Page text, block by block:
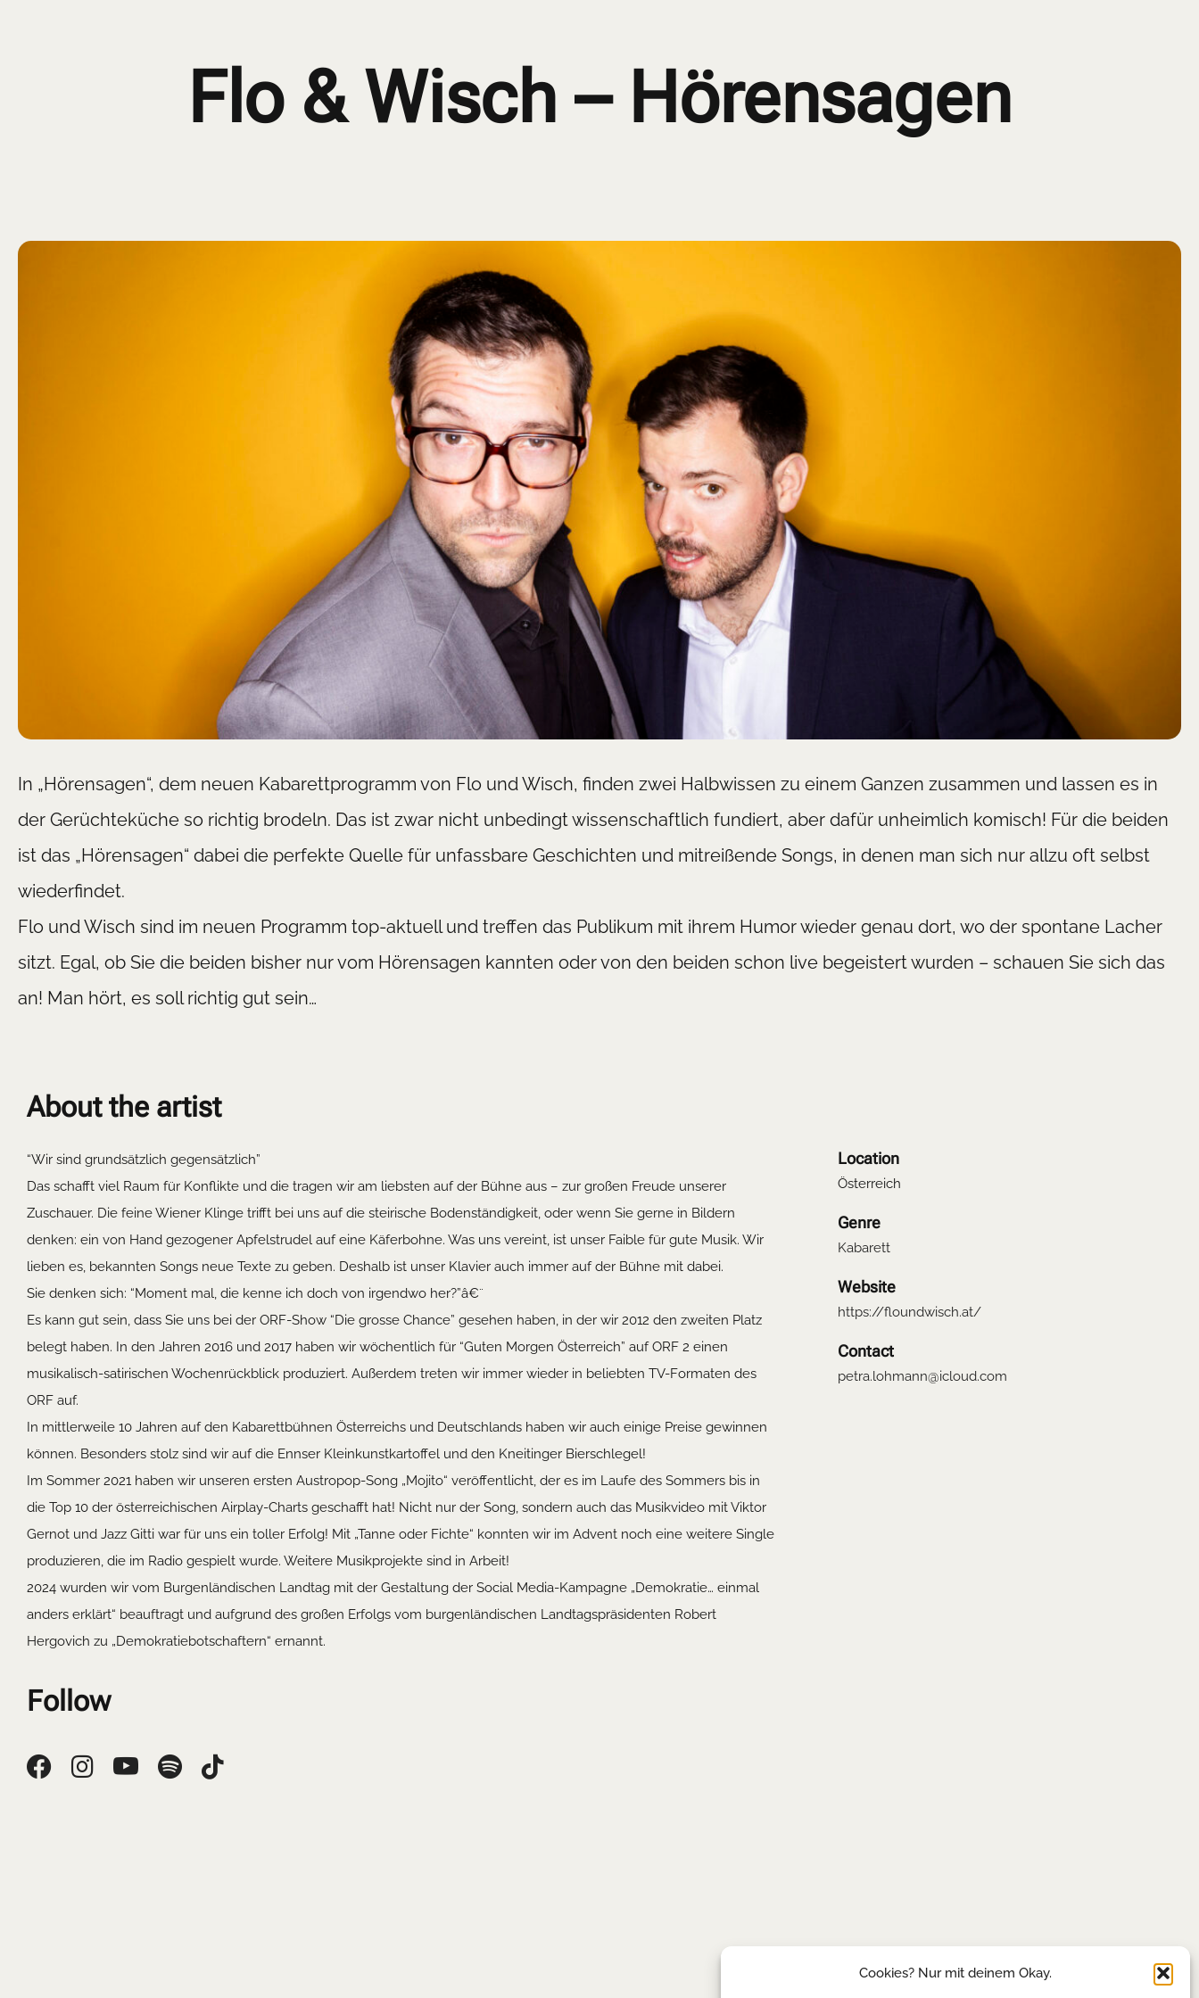
Cookies? Nur mit deinem Okay.
Flo & Wisch – Hörensagen
In „Hörensagen“, dem neuen Kabarettprogramm von Flo und Wisch, finden zwei Halbwissen zu einem Ganzen zusammen und lassen es in
der Gerüchteküche so richtig brodeln. Das ist zwar nicht unbedingt wissenschaftlich fundiert, aber dafür unheimlich komisch! Für die beiden
ist das „Hörensagen“ dabei die perfekte Quelle für unfassbare Geschichten und mitreißende Songs, in denen man sich nur allzu oft selbst
wiederfindet.
Flo und Wisch sind im neuen Programm top-aktuell und treffen das Publikum mit ihrem Humor wieder genau dort, wo der spontane Lacher
sitzt. Egal, ob Sie die beiden bisher nur vom Hörensagen kannten oder von den beiden schon live begeistert wurden – schauen Sie sich das
an! Man hört, es soll richtig gut sein…
About the artist
“Wir sind grundsätzlich gegensätzlich”
Das schafft viel Raum für Konflikte und die tragen wir am liebsten auf der Bühne aus – zur großen Freude unserer
Zuschauer. Die feine Wiener Klinge trifft bei uns auf die steirische Bodenständigkeit, oder wenn Sie gerne in Bildern
denken: ein von Hand gezogener Apfelstrudel auf eine Käferbohne. Was uns vereint, ist unser Faible für gute Musik. Wir
lieben es, bekannten Songs neue Texte zu geben. Deshalb ist unser Klavier auch immer auf der Bühne mit dabei.
Sie denken sich: “Moment mal, die kenne ich doch von irgendwo her?”â€¨
Es kann gut sein, dass Sie uns bei der ORF-Show “Die grosse Chance” gesehen haben, in der wir 2012 den zweiten Platz
belegt haben. In den Jahren 2016 und 2017 haben wir wöchentlich für “Guten Morgen Österreich” auf ORF 2 einen
musikalisch-satirischen Wochenrückblick produziert. Außerdem treten wir immer wieder in beliebten TV-Formaten des
ORF auf.
In mittlerweile 10 Jahren auf den Kabarettbühnen Österreichs und Deutschlands haben wir auch einige Preise gewinnen
können. Besonders stolz sind wir auf die Ennser Kleinkunstkartoffel und den Kneitinger Bierschlegel!
Im Sommer 2021 haben wir unseren ersten Austropop-Song „Mojito“ veröffentlicht, der es im Laufe des Sommers bis in
die Top 10 der österreichischen Airplay-Charts geschafft hat! Nicht nur der Song, sondern auch das Musikvideo mit Viktor
Gernot und Jazz Gitti war für uns ein toller Erfolg! Mit „Tanne oder Fichte“ konnten wir im Advent noch eine weitere Single
produzieren, die im Radio gespielt wurde. Weitere Musikprojekte sind in Arbeit!
2024 wurden wir vom Burgenländischen Landtag mit der Gestaltung der Social Media-Kampagne „Demokratie… einmal
anders erklärt“ beauftragt und aufgrund des großen Erfolgs vom burgenländischen Landtagspräsidenten Robert
Hergovich zu „Demokratiebotschaftern“ ernannt.
Follow
Location
Österreich
Genre
Kabarett
Website
https://floundwisch.at/
Contact
petra.lohmann@icloud.com